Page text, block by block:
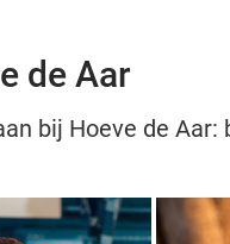
de Aar
bij Hoeve de Aar: